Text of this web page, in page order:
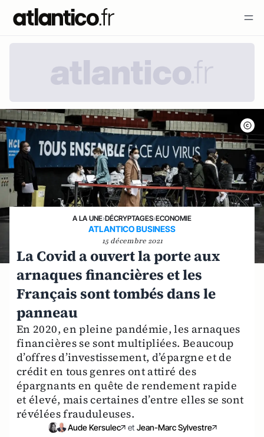
A LA UNE›DÉCRYPTAGES›ECONOMIE
ATLANTICO BUSINESS
15 décembre 2021
La Covid a ouvert la porte aux
arnaques financières et les
Français sont tombés dans le
panneau
En 2020, en pleine pandémie, les arnaques
financières se sont multipliées. Beaucoup
d’offres d’investissement, d’épargne et de
crédit en tous genres ont attiré des
épargnants en quête de rendement rapide
et élevé, mais certaines d’entre elles se sont
révélées frauduleuses.
Aude Kersulec et Jean-Marc Sylvestre